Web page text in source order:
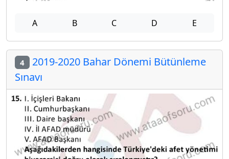
A B C D E
4 2019-2020 Bahar Dönemi Bütünleme
Sınavı